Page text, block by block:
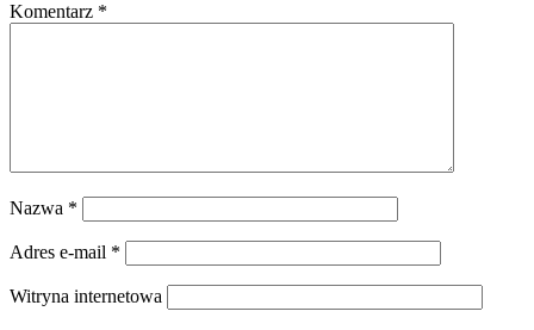
Komentarz *
Nazwa *
Adres e-mail *
Witryna internetowa